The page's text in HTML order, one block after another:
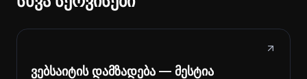
ვებსაიტის დამზადება — მესტია